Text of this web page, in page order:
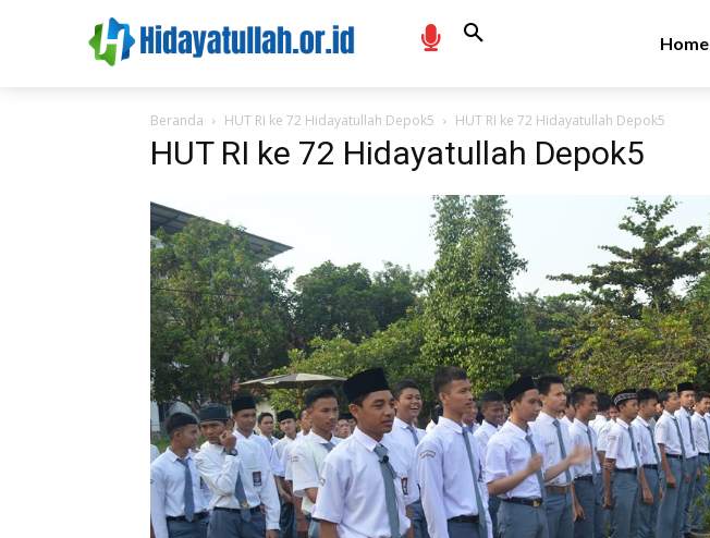
Home
Beranda HUT RI ke 72 Hidayatullah Depok5 HUT RI ke 72 Hidayatullah Depok5
HUT RI ke 72 Hidayatullah Depok5